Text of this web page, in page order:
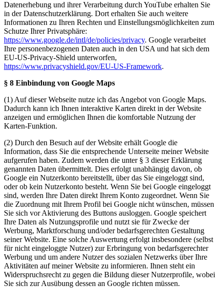
Datenerhebung und ihrer Verarbeitung durch YouTube erhalten Sie
in der Datenschutzerklärung. Dort erhalten Sie auch weitere
Informationen zu Ihren Rechten und Einstellungsmöglichkeiten zum
Schutze Ihrer Privatsphäre:
https://www.google.de/intl/de/policies/privacy. Google verarbeitet
Ihre personenbezogenen Daten auch in den USA und hat sich dem
EU-US-Privacy-Shield unterworfen,
https://www.privacyshield.gov/EU-US-Framework.
§ 8 Einbindung von Google Maps
(1) Auf dieser Webseite nutze ich das Angebot von Google Maps.
Dadurch kann ich Ihnen interaktive Karten direkt in der Website
anzeigen und ermöglichen Ihnen die komfortable Nutzung der
Karten-Funktion.
(2) Durch den Besuch auf der Website erhält Google die
Information, dass Sie die entsprechende Unterseite meiner Website
aufgerufen haben. Zudem werden die unter § 3 dieser Erklärung
genannten Daten übermittelt. Dies erfolgt unabhängig davon, ob
Google ein Nutzerkonto bereitstellt, über das Sie eingeloggt sind,
oder ob kein Nutzerkonto besteht. Wenn Sie bei Google eingeloggt
sind, werden Ihre Daten direkt Ihrem Konto zugeordnet. Wenn Sie
die Zuordnung mit Ihrem Profil bei Google nicht wünschen, müssen
Sie sich vor Aktivierung des Buttons ausloggen. Google speichert
Ihre Daten als Nutzungsprofile und nutzt sie für Zwecke der
Werbung, Marktforschung und/oder bedarfsgerechten Gestaltung
seiner Website. Eine solche Auswertung erfolgt insbesondere (selbst
für nicht eingeloggte Nutzer) zur Erbringung von bedarfsgerechter
Werbung und um andere Nutzer des sozialen Netzwerks über Ihre
Aktivitäten auf meiner Website zu informieren. Ihnen steht ein
Widerspruchsrecht zu gegen die Bildung dieser Nutzerprofile, wobei
Sie sich zur Ausübung dessen an Google richten müssen.